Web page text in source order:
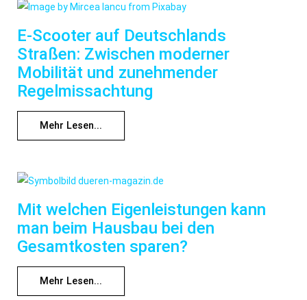
E-Scooter auf Deutschlands
Straßen: Zwischen moderner
Mobilität und zunehmender
Regelmissachtung
Mehr Lesen...
Mit welchen Eigenleistungen kann
man beim Hausbau bei den
Gesamtkosten sparen?
Mehr Lesen...